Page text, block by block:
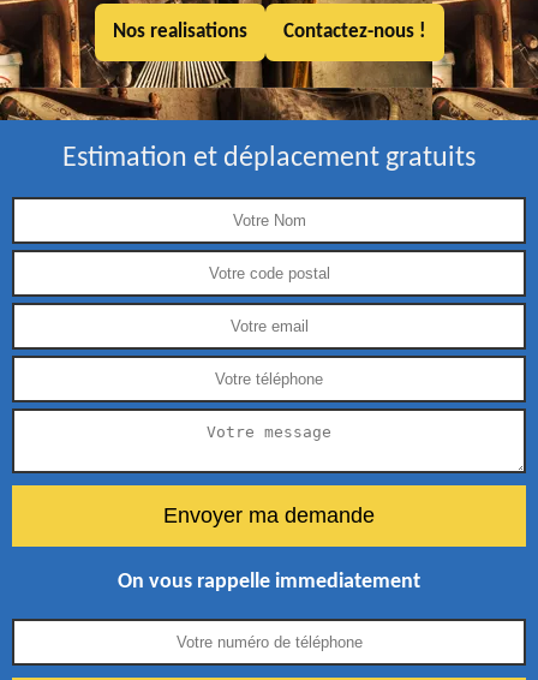
Nos realisations Contactez-nous !
Estimation et déplacement gratuits
On vous rappelle immediatement